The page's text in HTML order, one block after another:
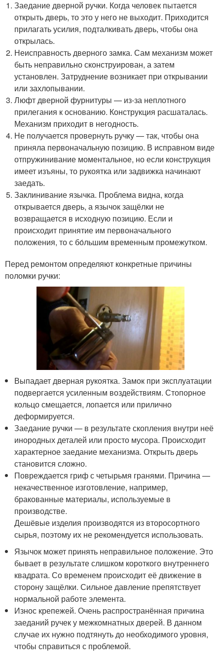
Заедание дверной ручки. Когда человек пытается
открыть дверь, то это у него не выходит. Приходится
прилагать усилия, подталкивать дверь, чтобы она
открылась.
Неисправность дверного замка. Сам механизм может
быть неправильно сконструирован, а затем
установлен. Затруднение возникает при открывании
или захлопывании.
Люфт дверной фурнитуры — из-за неплотного
прилегания к основанию. Конструкция расшаталась.
Механизм приходит в негодность.
Не получается провернуть ручку — так, чтобы она
приняла первоначальную позицию. В исправном виде
отпружинивание моментальное, но если конструкция
имеет изъяны, то рукоятка или задвижка начинают
заедать.
Заклинивание язычка. Проблема видна, когда
открывается дверь, а язычок защёлки не
возвращается в исходную позицию. Если и
происходит принятие им первоначального
положения, то с бо́льшим временным промежутком.
Перед ремонтом определяют конкретные причины
поломки ручки:
Выпадает дверная рукоятка. Замок при эксплуатации
подвергается усиленным воздействиям. Стопорное
кольцо смещается, лопается или прилично
деформируется.
Заедание ручки — в результате скопления внутри неё
инородных деталей или просто мусора. Происходит
характерное заедание механизма. Открыть дверь
становится сложно.
Повреждается гриф с четырьмя гранями. Причина —
некачественное изготовление, например,
бракованные материалы, используемые в
производстве.
Дешёвые изделия производятся из второсортного
сырья, поэтому их не рекомендуется использовать.
Язычок может принять неправильное положение. Это
бывает в результате слишком короткого внутреннего
квадрата. Со временем происходит её движение в
сторону защёлки. Сильное давление препятствует
нормальной работе элемента.
Износ крепежей. Очень распространённая причина
заеданий ручек у межкомнатных дверей. В данном
случае их нужно подтянуть до необходимого уровня,
чтобы справиться с проблемой.